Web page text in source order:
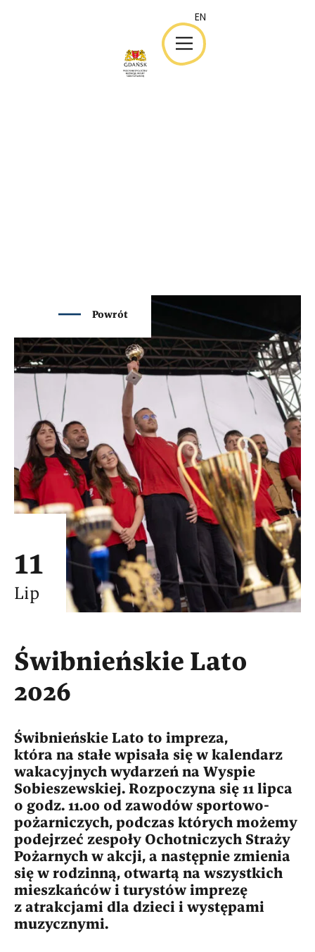
EN
Powrót
11
Lip
Świbnieńskie Lato
2026
Świbnieńskie Lato to impreza,
która na stałe wpisała się w kalendarz
wakacyjnych wydarzeń na Wyspie
Sobieszewskiej. Rozpoczyna się 11 lipca
o godz. 11.00 od zawodów sportowo-
pożarniczych, podczas których możemy
podejrzeć zespoły Ochotniczych Straży
Pożarnych w akcji, a następnie zmienia
się w rodzinną, otwartą na wszystkich
mieszkańców i turystów imprezę
z atrakcjami dla dzieci i występami
muzycznymi.